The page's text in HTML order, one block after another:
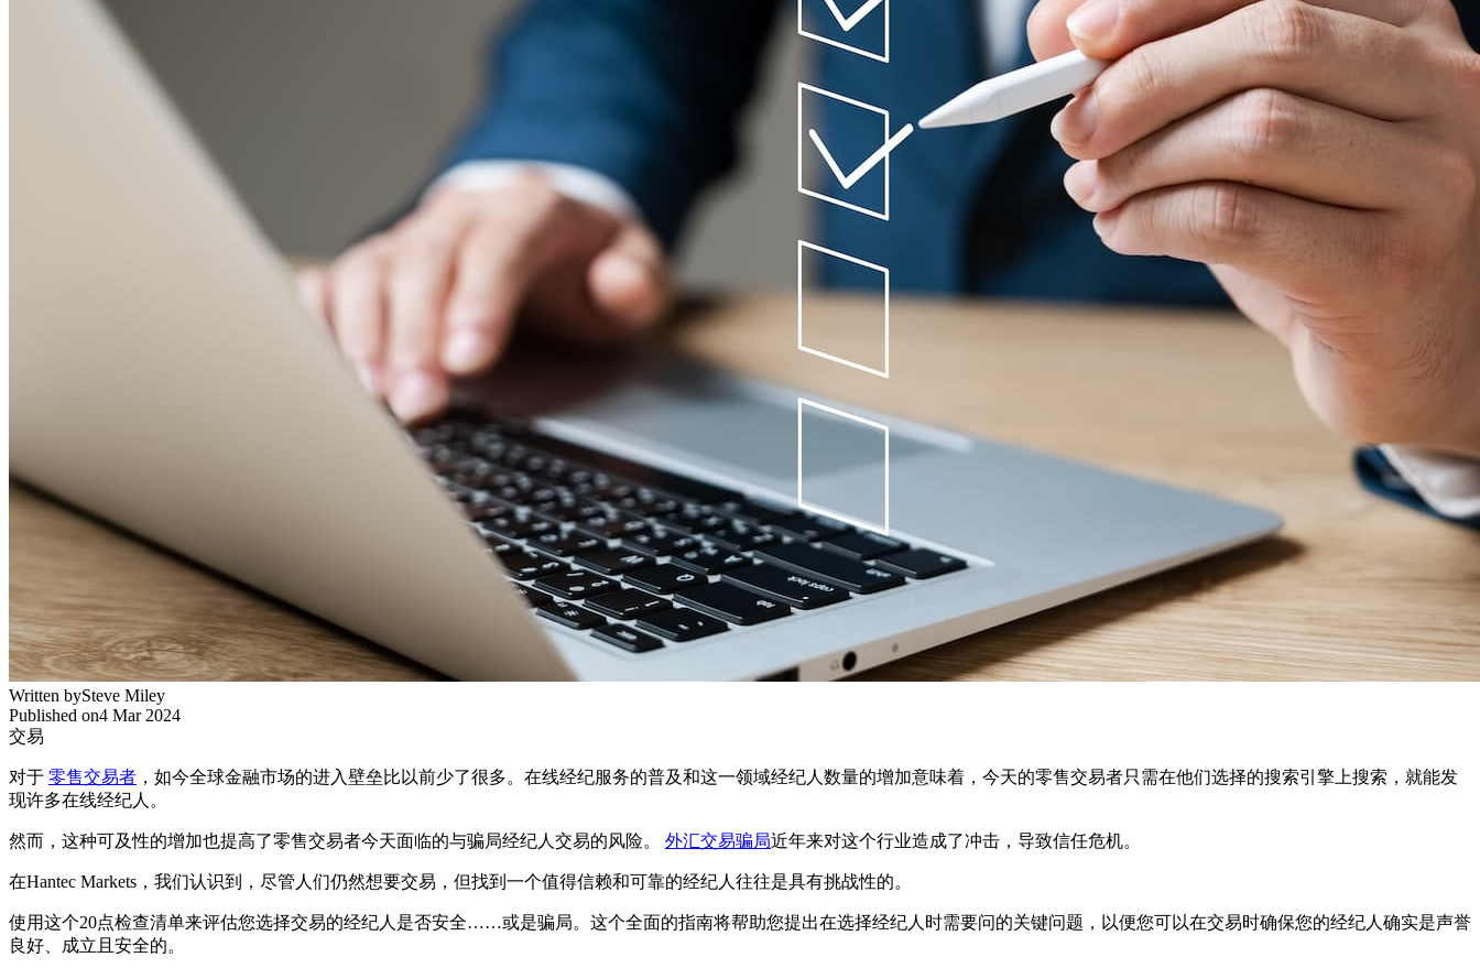
Written bySteve Miley
Published on4 Mar 2024
交易
对于 零售交易者 ，如今全球金融市场的进入壁垒比以前少了很多。在线经纪服务的普及和这一领域经纪人数量的增加意味着，今天的零售交易者只需在他们选择的搜索引擎上搜索，就能发
现许多在线经纪人。
然而，这种可及性的增加也提高了零售交易者今天面临的与骗局经纪人交易的风险。 外汇交易骗局近年来对这个行业造成了冲击，导致信任危机。
在Hantec Markets，我们认识到，尽管人们仍然想要交易，但找到一个值得信赖和可靠的经纪人往往是具有挑战性的。
使用这个20点检查清单来评估您选择交易的经纪人是否安全……或是骗局。这个全面的指南将帮助您提出在选择经纪人时需要问的关键问题，以便您可以在交易时确保您的经纪人确实是声誉
良好、成立且安全的。